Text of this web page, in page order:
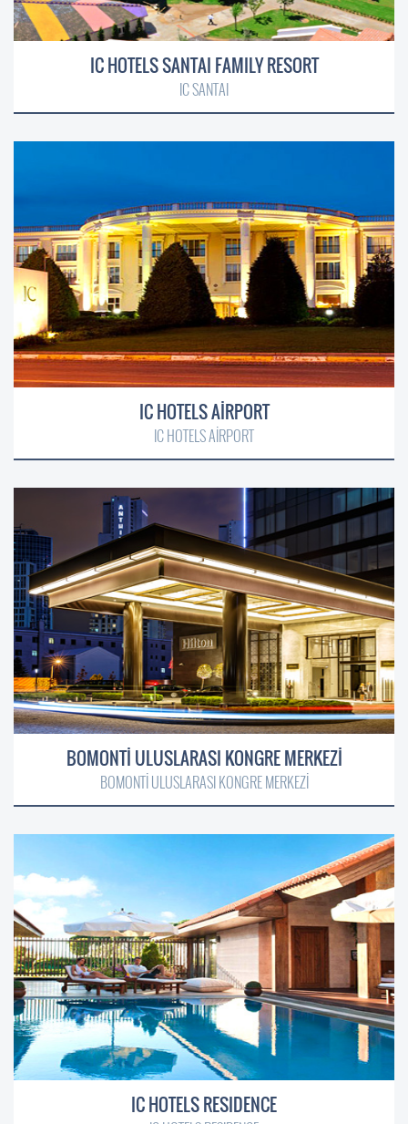
IC HOTELS SANTAI FAMILY RESORT
IC SANTAI
IC HOTELS AİRPORT
IC HOTELS AİRPORT
BOMONTİ ULUSLARASI KONGRE MERKEZİ
BOMONTİ ULUSLARASI KONGRE MERKEZİ
IC HOTELS RESIDENCE